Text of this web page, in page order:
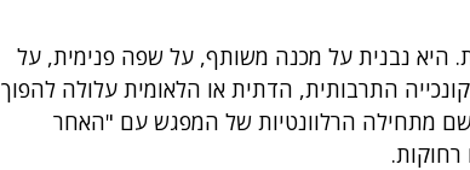
היא נבנית על מכנה משותף, על שפה פנימית, על
התרבותית, הדתית או הלאומית עלולה להפוך
מתחילה הרלוונטיות של המפגש עם "האחר